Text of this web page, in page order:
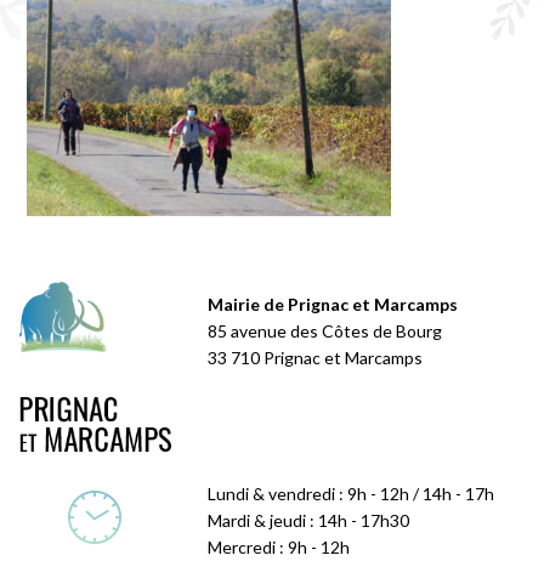
Mairie de Prignac et Marcamps
85 avenue des Côtes de Bourg
33 710 Prignac et Marcamps
Lundi & vendredi : 9h - 12h / 14h - 17h
Mardi & jeudi : 14h - 17h30
Mercredi : 9h - 12h